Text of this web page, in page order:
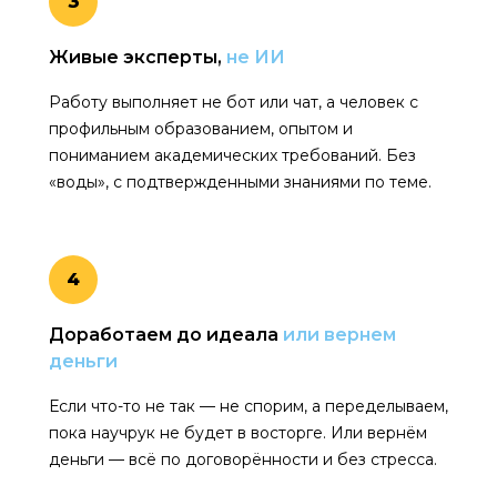
Живые эксперты, не ИИ
Работу выполняет не бот или чат, а человек с
профильным образованием, опытом и
пониманием академических требований. Без
«воды», с подтвержденными знаниями по теме.
4
Доработаем до идеала или вернем
деньги
Если что-то не так — не спорим, а переделываем,
пока научрук не будет в восторге. Или вернём
деньги — всё по договорённости и без стресса.